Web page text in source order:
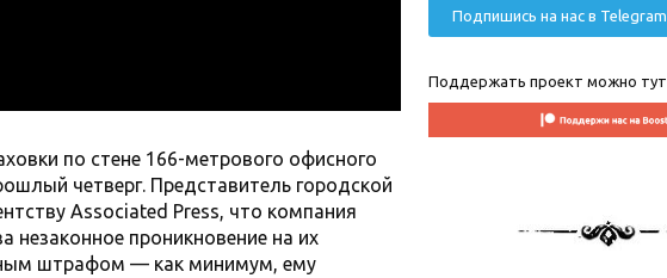
по стене 166-метрового офисного
четверг. Представитель городской
Associated Press, что компания
незаконное проникновение на их
штрафом — как минимум, ему
Подпишись на нас в Telegram
Поддержать проект можно тут